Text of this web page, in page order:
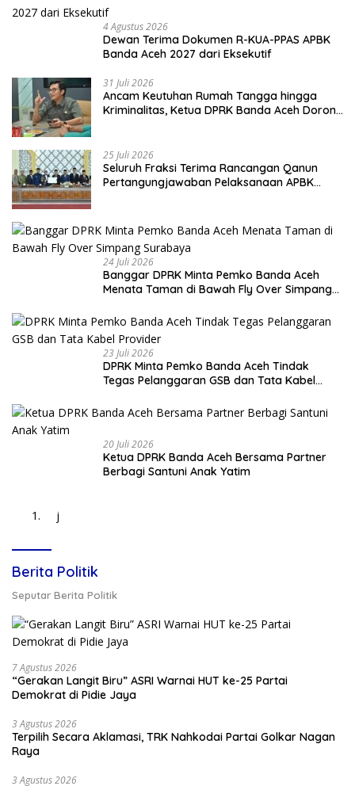
4 Agustus 2026
Dewan Terima Dokumen R-KUA-PPAS APBK
Banda Aceh 2027 dari Eksekutif
31 Juli 2026
Ancam Keutuhan Rumah Tangga hingga
Kriminalitas, Ketua DPRK Banda Aceh Dorong
25 Juli 2026
Seluruh Fraksi Terima Rancangan Qanun
Pertangungjawaban Pelaksanaan APBK
24 Juli 2026
Banggar DPRK Minta Pemko Banda Aceh
Menata Taman di Bawah Fly Over Simpang
23 Juli 2026
DPRK Minta Pemko Banda Aceh Tindak
Tegas Pelanggaran GSB dan Tata Kabel
20 Juli 2026
Ketua DPRK Banda Aceh Bersama Partner
Berbagi Santuni Anak Yatim
j
Berita Politik
Seputar Berita Politik
7 Agustus 2026
“Gerakan Langit Biru” ASRI Warnai HUT ke-25 Partai
Demokrat di Pidie Jaya
3 Agustus 2026
Terpilih Secara Aklamasi, TRK Nahkodai Partai Golkar Nagan
Raya
3 Agustus 2026